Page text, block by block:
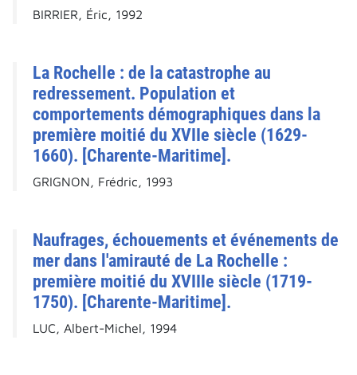
BIRRIER, Éric, 1992
La Rochelle : de la catastrophe au
redressement. Population et
comportements démographiques dans la
première moitié du XVIIe siècle (1629-
1660). [Charente-Maritime].
GRIGNON, Frédric, 1993
Naufrages, échouements et événements de
mer dans l'amirauté de La Rochelle :
première moitié du XVIIIe siècle (1719-
1750). [Charente-Maritime].
LUC, Albert-Michel, 1994